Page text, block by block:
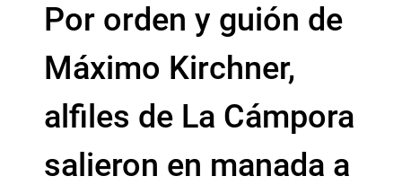
Por orden y guión de
Máximo Kirchner,
alfiles de La Cámpora
salieron en manada a